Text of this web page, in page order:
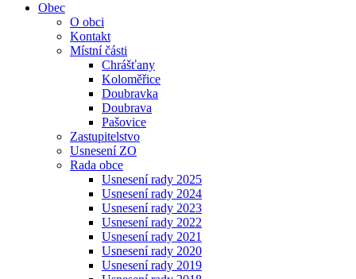
Obec
O obci
Kontakt
Místní části
Chrášťany
Koloměřice
Doubravka
Doubrava
Pašovice
Zastupitelstvo
Usnesení ZO
Rada obce
Usnesení rady 2025
Usnesení rady 2024
Usnesení rady 2023
Usnesení rady 2022
Usnesení rady 2021
Usnesení rady 2020
Usnesení rady 2019